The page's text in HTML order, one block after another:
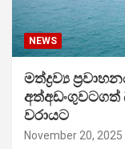
NEWS
මත්ද්‍රව්‍ය
අත්අඩංගුවටගත්
වරායට
November 20, 2025